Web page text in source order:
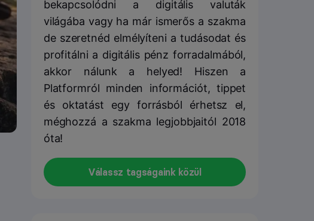
bekapcsolódni a digitális valuták
világába vagy ha már ismerős a szakma
de szeretnéd elmélyíteni a tudásodat és
profitálni a digitális pénz forradalmából,
akkor nálunk a helyed! Hiszen a
Platformról minden információt, tippet
és oktatást egy forrásból érhetsz el,
méghozzá a szakma legjobbjaitól 2018
óta!
Válassz tagságaink közül